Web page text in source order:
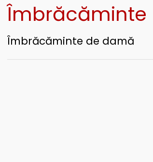
Îmbrăcăminte
Îmbrăcăminte de damă